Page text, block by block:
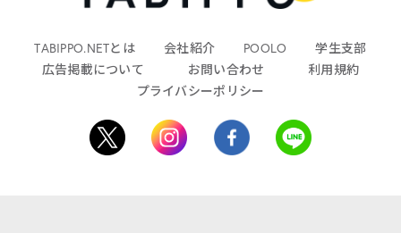
TABIPPO.NETとは 会社紹介 POOLO
学生支部
広告掲載について
お問い合わせ
利用規約
プライバシーポリシー